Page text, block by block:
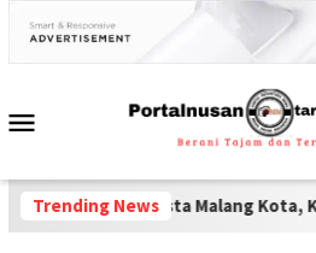
Trending News
Malang Kota, Korban Desak